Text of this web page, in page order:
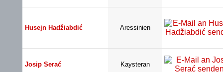
Husejn Hadžiabdić Aressinien
Josip Serać Kaysteran